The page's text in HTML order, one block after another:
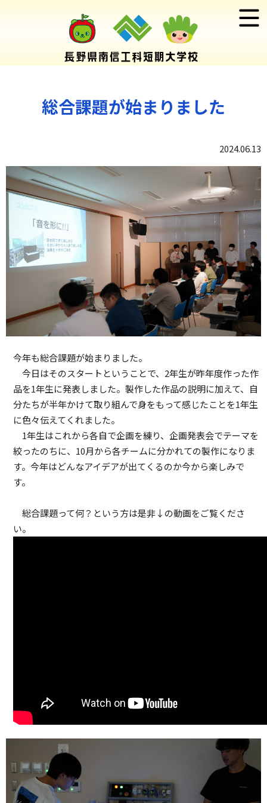
総合課題が始まりました
2024.06.13
今年も総合課題が始まりました。
今日はそのスタートということで、2年生が昨年度作った作
品を1年生に発表しました。製作した作品の説明に加えて、自
分たちが半年かけて取り組んで身をもって感じたことを1年生
に色々伝えてくれました。
1年生はこれから各自で企画を練り、企画発表会でテーマを
絞ったのちに、10月から各チームに分かれての製作になりま
す。今年はどんなアイデアが出てくるのか今から楽しみで
す。
総合課題って何？という方は是非↓の動画をご覧くださ
い。